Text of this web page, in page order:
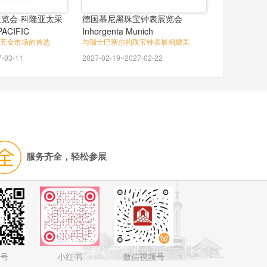
会-科隆亚太采
金市场的首选
03-11
德国慕尼黑珠宝钟表展览会
Inhorgenta Munich
与瑞士巴塞尔的珠宝钟表展相媲美
2027-02-19~2027-02-22
服务齐全，轻松参展
小红书 微信视频号